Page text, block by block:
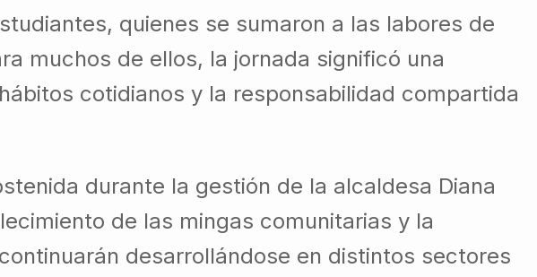
quienes se sumaron a las labores de
muchos de ellos, la jornada significó una
cotidianos y la responsabilidad compartida
durante la gestión de la alcaldesa Diana
de las mingas comunitarias y la
desarrollándose en distintos sectores